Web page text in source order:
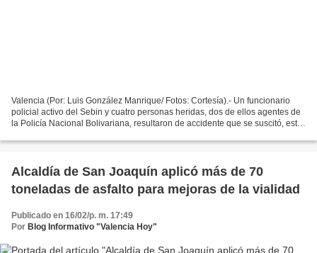
Valencia (Por: Luis González Manrique/ Fotos: Cortesía).- Un funcionario
policial activo del Sebin y cuatro personas heridas, dos de ellos agentes de
la Policía Nacional Bolivariana, resultaron de accidente que se suscitó, este
Alcaldía de San Joaquín aplicó más de 70
toneladas de asfalto para mejoras de la vialidad
Publicado en 16/02/p. m. 17:49
Por Blog Informativo "Valencia Hoy"